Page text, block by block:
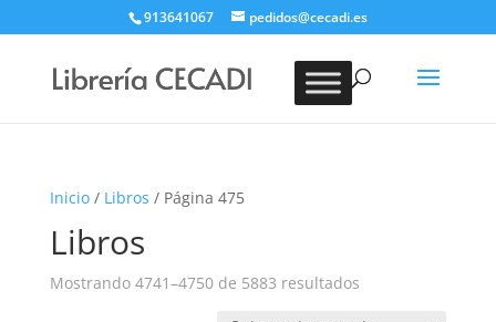
913641067 pedidos@cecadi.es
BUSCAR
Inicio/ Libros / Página 475
Libros
Mostrando 4741–4750 de 5883 resultados